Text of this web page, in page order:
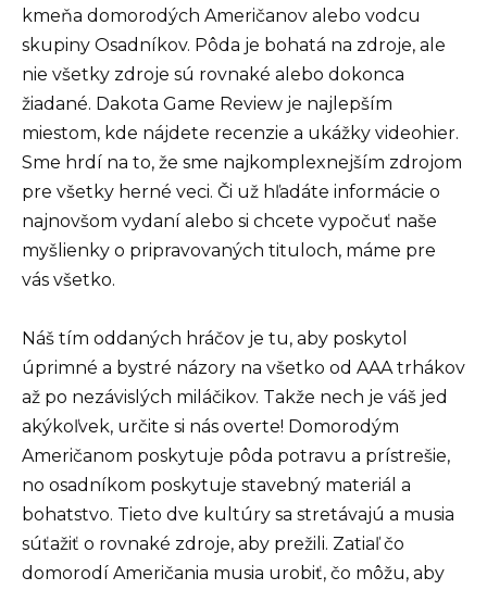
kmeňa domorodých Američanov alebo vodcu
skupiny Osadníkov. Pôda je bohatá na zdroje, ale
nie všetky zdroje sú rovnaké alebo dokonca
žiadané. Dakota Game Review je najlepším
miestom, kde nájdete recenzie a ukážky videohier.
Sme hrdí na to, že sme najkomplexnejším zdrojom
pre všetky herné veci. Či už hľadáte informácie o
najnovšom vydaní alebo si chcete vypočuť naše
myšlienky o pripravovaných tituloch, máme pre
vás všetko.
Náš tím oddaných hráčov je tu, aby poskytol
úprimné a bystré názory na všetko od AAA trhákov
až po nezávislých miláčikov. Takže nech je váš jed
akýkoľvek, určite si nás overte! Domorodým
Američanom poskytuje pôda potravu a prístrešie,
no osadníkom poskytuje stavebný materiál a
bohatstvo. Tieto dve kultúry sa stretávajú a musia
súťažiť o rovnaké zdroje, aby prežili. Zatiaľ čo
domorodí Američania musia urobiť, čo môžu, aby